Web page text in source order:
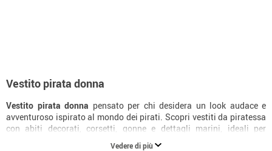
Vestito pirata donna
Vestito pirata donna pensato per chi desidera un look audace e
avventuroso ispirato al mondo dei pirati. Scopri vestiti da piratessa
con abiti decorati, corsetti, gonne e dettagli marini, ideali per
Carnevale, feste a tema o eventi in stile piratesco.
Vedere di più